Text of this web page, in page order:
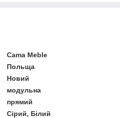
Cama Meble
Польща
Новий
модульна
прямий
Сірий, Білий